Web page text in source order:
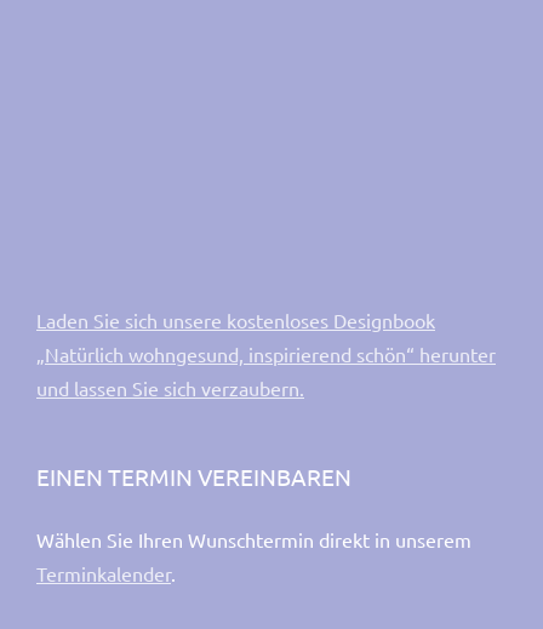
Laden Sie sich unsere kostenloses Designbook
„Natürlich wohngesund, inspirierend schön“ herunter
und lassen Sie sich verzaubern.
EINEN TERMIN VEREINBAREN
Wählen Sie Ihren Wunschtermin direkt in unserem
Terminkalender.